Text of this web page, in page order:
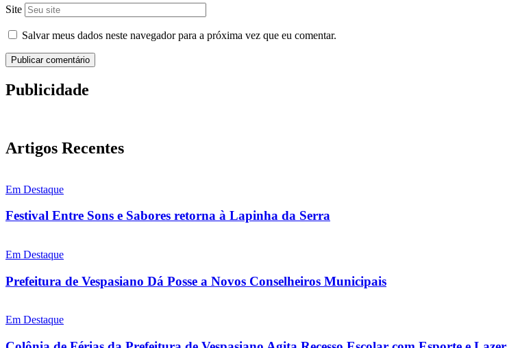
Site
Salvar meus dados neste navegador para a próxima vez que eu comentar.
Publicidade
Artigos Recentes
Em Destaque
Festival Entre Sons e Sabores retorna à Lapinha da Serra
Em Destaque
Prefeitura de Vespasiano Dá Posse a Novos Conselheiros Municipais
Em Destaque